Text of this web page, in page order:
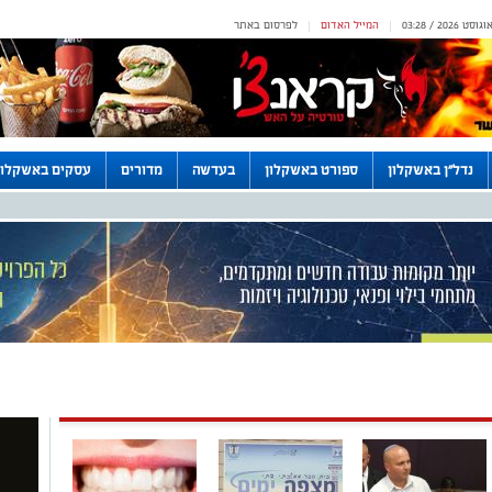
לפרסום באתר | המייל האדום |
נדל"ן באשקלון ספורט באשקלון בעדשה מדורים עסקים